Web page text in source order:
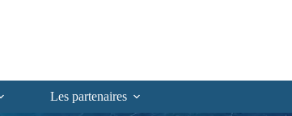
Les partenaires